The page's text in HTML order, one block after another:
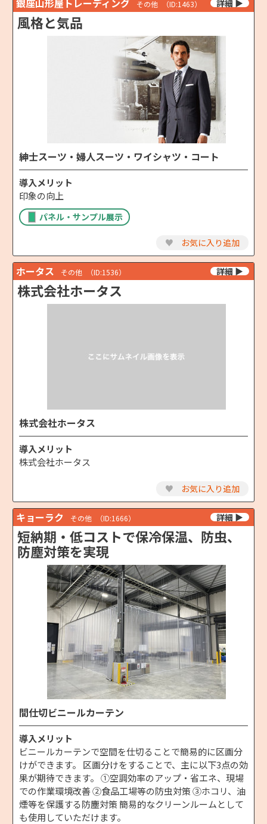
その他 （ID:1463）
風格と気品
紳士スーツ・婦人スーツ・ワイシャツ・コート
導入メリット
印象の向上
パネル・サンプル展示
♥ お気に入り追加
ホータス その他 （ID:1536）
株式会社ホータス
株式会社ホータス
導入メリット
株式会社ホータス
♥ お気に入り追加
キョーラク その他 （ID:1666）
短納期・低コストで保冷保温、防虫、
防塵対策を実現
間仕切ビニールカーテン
導入メリット
ビニールカーテンで空間を仕切ることで簡易的に区画分
けができます。 区画分けをすることで、主に以下3点の効
果が期待できます。 ①空調効率のアップ・省エネ、現場
での作業環境改善 ②食品工場等の防虫対策 ③ホコリ、油
煙等を保護する防塵対策 簡易的なクリーンルームとして
も使用していただけます。